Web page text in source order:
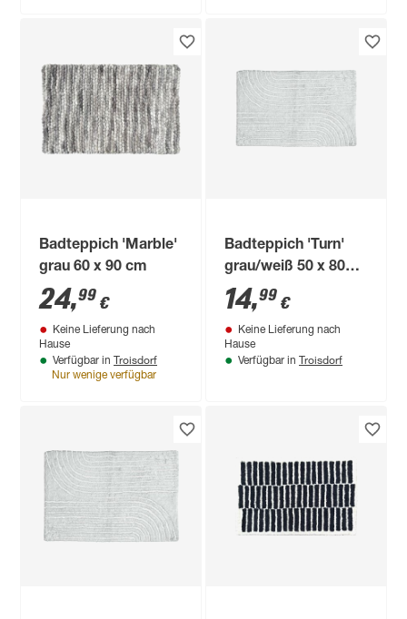
Badteppich 'Marble'
grau 60 x 90 cm
24,99 €
Keine Lieferung nach
Hause
Verfügbar in Troisdorf
Nur wenige verfügbar
Badteppich 'Turn'
grau/weiß 50 x 80
cm
14,99 €
Keine Lieferung nach
Hause
Verfügbar in Troisdorf